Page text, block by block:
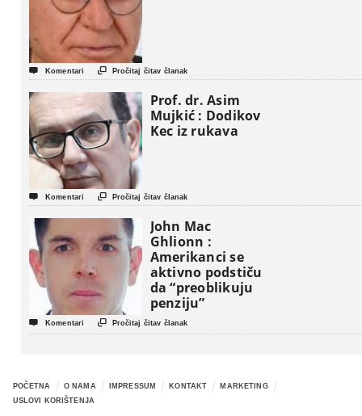
 Komentari  Pročitaj čitav članak
Prof. dr. Asim
Mujkić : Dodikov
Kec iz rukava
 Komentari  Pročitaj čitav članak
John Mac
Ghlionn :
Amerikanci se
aktivno podstiču
da “preoblikuju
penziju”
 Komentari  Pročitaj čitav članak
POČETNA O NAMA IMPRESSUM KONTAKT
MARKETING
USLOVI KORIŠTENJA